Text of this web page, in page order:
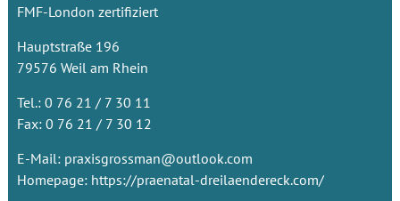
FMF-London zertifiziert
Hauptstraße 196
79576 Weil am Rhein
Tel.: 0 76 21 / 7 30 11
Fax: 0 76 21 / 7 30 12
E-Mail: praxisgrossman@outlook.com
Homepage: https://praenatal-dreilaendereck.com/